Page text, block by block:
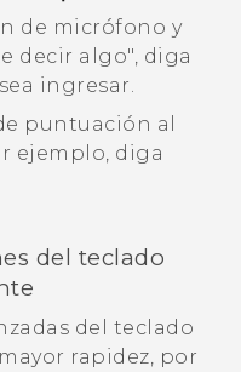
de micrófono y
decir algo"‍, diga
ingresar.
puntuación al
ejemplo, diga
del teclado
del teclado
rapidez, por